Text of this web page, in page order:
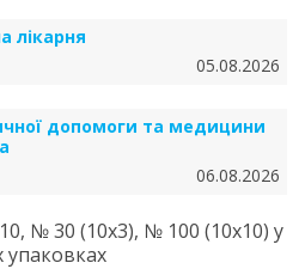
лікарня
05.08.2026
допомоги та медицини
06.08.2026
№ 30 (10х3), № 100 (10х10) у
упаковках